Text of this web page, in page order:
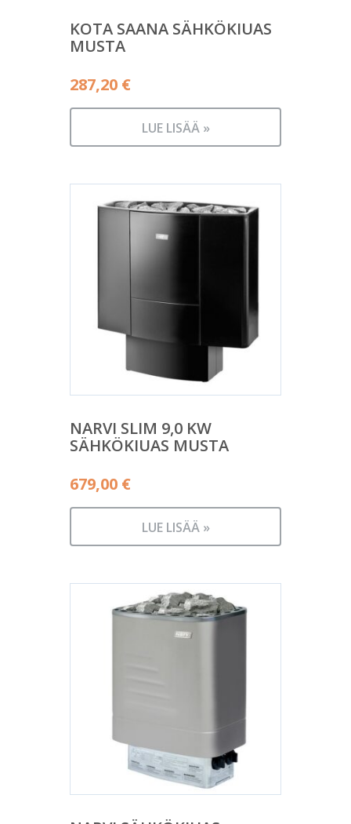
KOTA SAANA SÄHKÖKIUAS
MUSTA
287,20 €
LUE LISÄÄ »
NARVI SLIM 9,0 KW
SÄHKÖKIUAS MUSTA
679,00 €
LUE LISÄÄ »